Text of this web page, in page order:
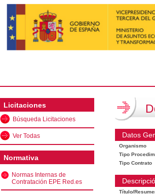
Licitaciones
Búsqueda Licitaciones
Ver Todas
Normativa
Normas Internas de
Contratación EPE Red.es
Datos
Organismo
Tipo
Tipo Contrato
Título/